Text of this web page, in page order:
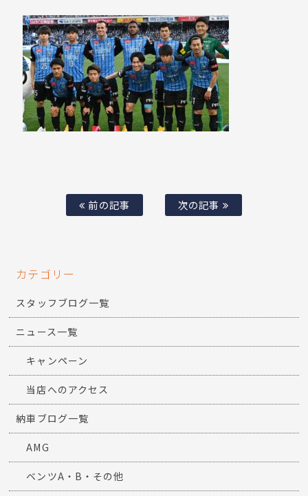
前の記事 次の記事
カテゴリー
スタッフブログ一覧
ニュース一覧
キャンペーン
当店へのアクセス
納車ブログ一覧
AMG
ベンツA・B・その他